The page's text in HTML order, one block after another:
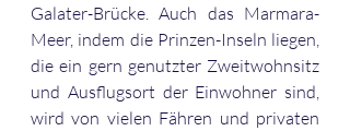
Galater-Brücke. Auch das Marmara-
Meer, indem die Prinzen-Inseln liegen,
die ein gern genutzter Zweitwohnsitz
und Ausflugsort der Einwohner sind,
wird von vielen Fähren und privaten